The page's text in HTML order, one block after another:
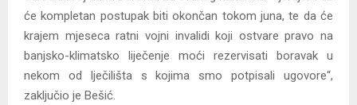
će kompletan postupak biti okončan tokom juna, te da će
krajem mjeseca ratni vojni invalidi koji ostvare pravo na
banjsko-klimatsko liječenje moći rezervisati boravak u
nekom od lječilišta s kojima smo potpisali ugovore“,
zaključio je Bešić.